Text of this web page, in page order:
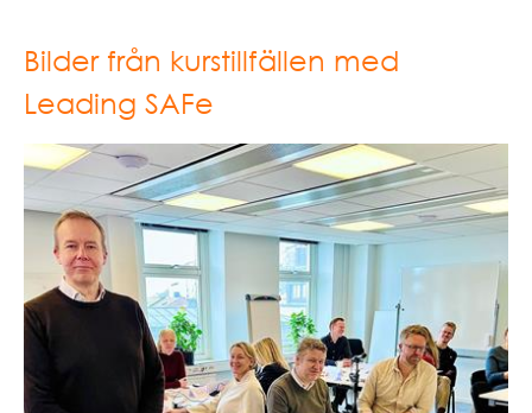
Bilder från kurstillfällen med
Leading SAFe